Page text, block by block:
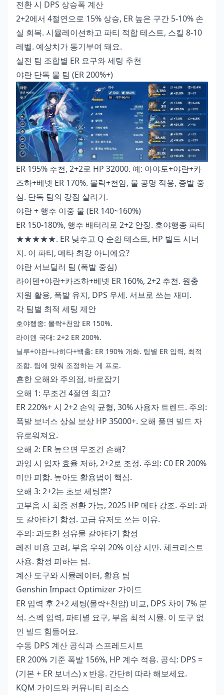
전환 시 DPS 상승폭 계산
2+2에서 4절연으로 15% 상승, ER 높은 구간 5-10% 손
실 회복. 시뮬레이션하고 파티 적합 테스트, 스킬 8-10
레벨. 예상치가 동기부여 돼요.
실전 팀 조합별 ER 요구와 세팅 추천
야란 단독 물 팀 (ER 200%+)
ER 195% 추천, 2+2로 HP 32000. 예: 아야토+야란+카
즈하+베넷 ER 170%. 몰락+천암, 물 공명 적용, 증발 중
심. 단독 팀의 강점 살리기.
야란 + 행추 이중 물 (ER 140~160%)
ER 150-180%, 행추 배터리로 2+2 안정. 호야행종 파티
★★★★★. ER 낮추고 Q 순환 테스트, HP 빌드 시너
지. 이 파티, 메타 최강 아니에요?
야란 서브딜러 팀 (폭발 중심)
라이덴+야란+카즈하+베넷 ER 160%, 2+2 추천. 원충
지원 활용, 폭발 유지, DPS 우세. 서브로 쓰는 재미.
각 팀별 최적 세팅 제안
호야행종: 몰락+천암 ER 150%.
라이덴 국대: 2+2 ER 200%.
닐루+야란+나히다+백출: ER 190% 개화. 팀별 ER 입력, 최적
조합. 팀에 맞춰 조정하는 게 프로.
흔한 오해와 주의점, 바로잡기
오해 1: 무조건 4절연 최고?
ER 220%+ 시 2+2 손익 균형, 30% 사용자 트렌드. 주의:
폭발 보너스 상실 보상 HP 35000+. 오해 풀면 빌드 자
유로워져요.
오해 2: ER 높으면 무조건 손해?
과잉 시 입자 효율 저하, 2+2로 조정. 주의: C0 ER 200%
미만 피함. 높아도 활용법이 핵심.
오해 3: 2+2는 초보 세팅뿐?
고부옵 시 최종 전환 가능, 2025 HP 메타 강조. 주의: 과
도 갈아타기 함정. 고급 유저도 쓰는 이유.
주의: 과도한 성유물 갈아타기 함정
레진 비용 고려, 부옵 우위 20% 이상 시만. 체크리스트
사용. 함정 피하는 팁.
계산 도구와 시뮬레이터, 활용 팁
Genshin Impact Optimizer 가이드
ER 입력 후 2+2 세팅(몰락+천암) 비교, DPS 차이 7% 분
석. 스펙 입력, 파티별 요구, 부옵 최적 시뮬. 이 도구 없
인 빌드 힘들어요.
수동 DPS 계산 공식과 스프레드시트
ER 200% 기준 폭발 156%, HP 계수 적용. 공식: DPS =
(기본 + ER 보너스) x 반응. 간단히 따라 해보세요.
KQM 가이드와 커뮤니티 리소스